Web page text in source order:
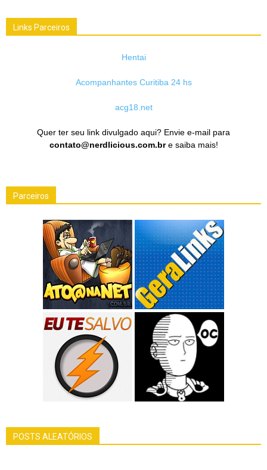
Links Parceiros
Hentai
Acompanhantes Curitiba 24 hs
acg18.net
Quer ter seu link divulgado aqui? Envie e-mail para
contato@nerdlicious.com.bre saiba mais!
Parceiros
POSTS ALEATÓRIOS